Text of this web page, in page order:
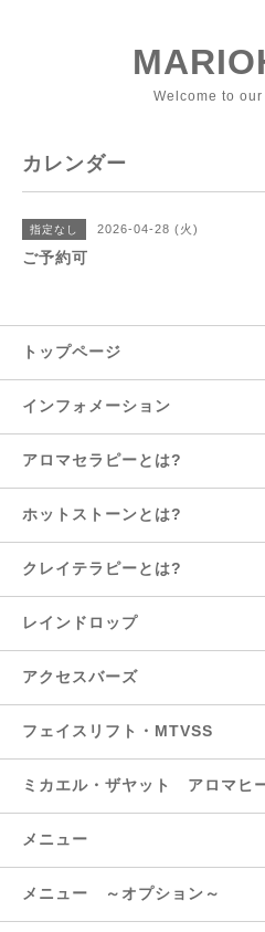
Welcome to
カレンダー
指定なし 2026-04-28 (火)
ご予約可
トップページ
インフォメーション
アロマセラピーとは?
ホットストーンとは?
クレイテラピーとは?
レインドロップ
アクセスバーズ
フェイスリフト・MTVSS
ミカエル・ザヤット アロマヒ
メニュー
メニュー ～オプション～